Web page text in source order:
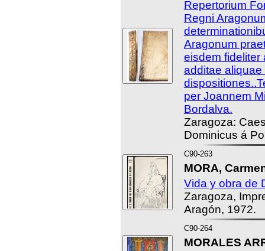
Repertorium
Regni
Aragonum
eisdem fideliter
additae
per Joannem
Bordalva.
Zaragoza:
Dominicus á
C90-263
MORA,
Vida y obra de
Zaragoza,
Aragón, 1972.
C90-264
MORALES